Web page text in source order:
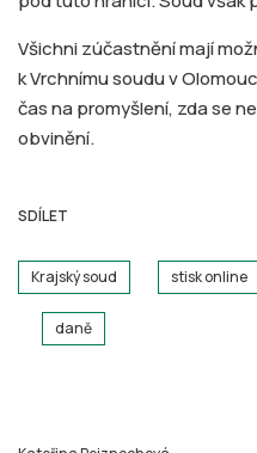
Všichni zúčastnění mají
k Vrchnímu soudu v
čas na promyšlení, zda se
obvinění.
SDÍLET
Krajský soud stisk online
daně